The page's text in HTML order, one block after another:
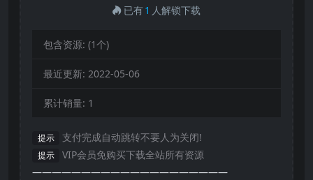
已有1 人解锁下载
包含资源: (1个)
最近更新: 2022-05-06
累计销量: 1
提示 支付完成自动跳转不要人为关闭!
提示
VIP会员免购买下载全站所有资源
————————————————————